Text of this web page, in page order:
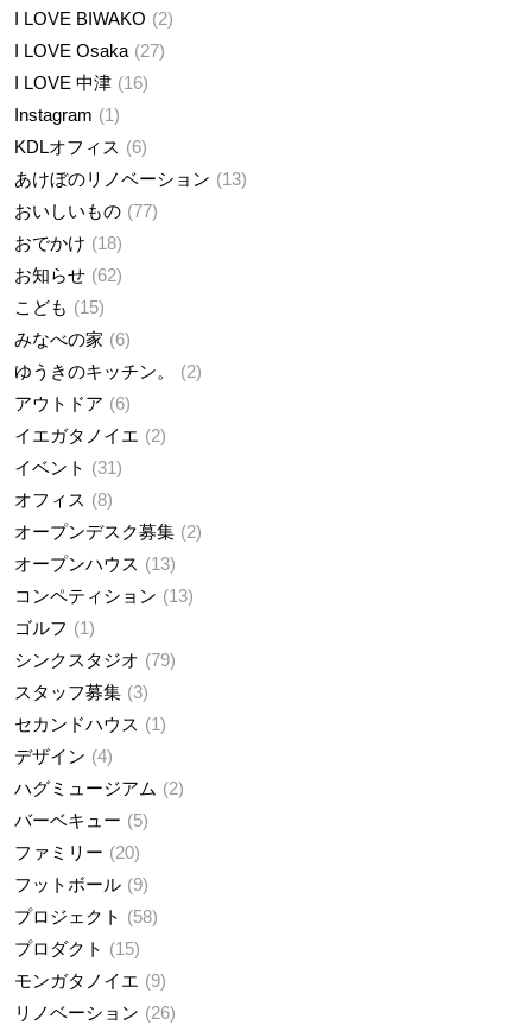
I LOVE BIWAKO
2
I LOVE Osaka
27
I LOVE 中津
16
Instagram
1
KDLオフィス
6
あけぼのリノベーション
13
おいしいもの 77
おでかけ
18
お知らせ
62
こども
15
みなべの家
6
ゆうきのキッチン。
2
アウトドア
6
イエガタノイエ
2
イベント
31
オフィス
8
オープンデスク募集
2
オープンハウス
13
コンペティション
13
ゴルフ
1
シンクスタジオ
79
スタッフ募集 3
セカンドハウス
1
デザイン
4
ハグミュージアム
2
バーベキュー
5
ファミリー
20
フットボール
9
プロジェクト
58
プロダクト
15
モンガタノイエ
9
リノベーション
26